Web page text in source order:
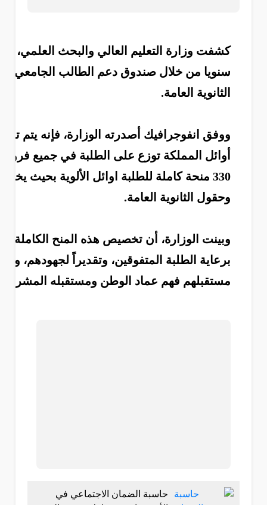
سنويا من خلال صندوق دعم الطالب الجامعي،
الثانوية العامة.
أوائل المملكة توزع على الطلبة في جميع فروع
وحقول الثانوية العامة.
وبينت الوزارة، أن تخصيص هذه المنح الكاملة
برعاية الطلبة المتفوقين، وتقديراً لجهودهم،
مستقبلهم فهم عماد الوطن ومستقبله المشرق.
حاسبة الضمان الاجتماعي في